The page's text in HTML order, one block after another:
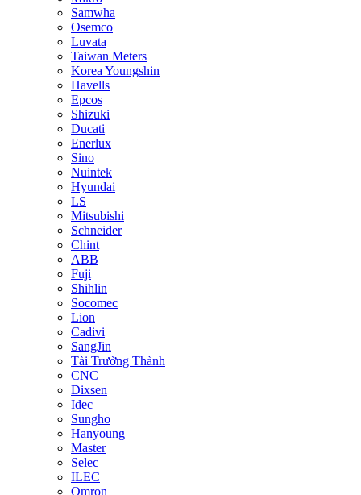
Samwha
Osemco
Luvata
Taiwan Meters
Korea Youngshin
Havells
Epcos
Shizuki
Ducati
Enerlux
Sino
Nuintek
Hyundai
LS
Mitsubishi
Schneider
Chint
ABB
Fuji
Shihlin
Socomec
Lion
Cadivi
SangJin
Tài Trường Thành
CNC
Dixsen
Idec
Sungho
Hanyoung
Master
Selec
ILEC
Omron